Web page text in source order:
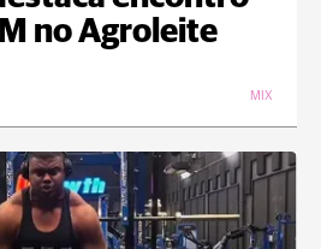
no Agroleite
MIX